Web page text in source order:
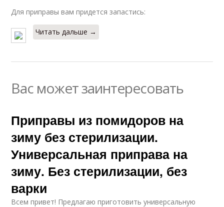
Для приправы вам придется запастись:
Читать дальше →
Вас может заинтересовать
Приправы из помидоров на
зиму без стерилизации.
Универсальная приправа на
зиму. Без стерилизации, без
варки
Всем привет! Предлагаю приготовить универсальную